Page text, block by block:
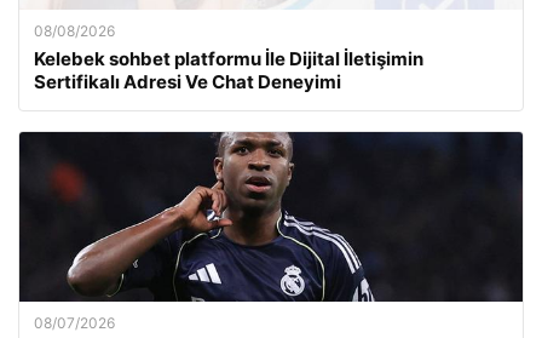
08/08/2026
Kelebek sohbet platformu İle Dijital İletişimin
Sertifikalı Adresi Ve Chat Deneyimi
08/07/2026